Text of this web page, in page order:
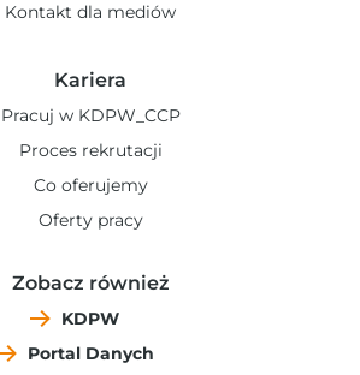
Kontakt dla mediów
Kariera
Pracuj w KDPW_CCP
Proces rekrutacji
Co oferujemy
Oferty pracy
Zobacz również
KDPW
Portal Danych